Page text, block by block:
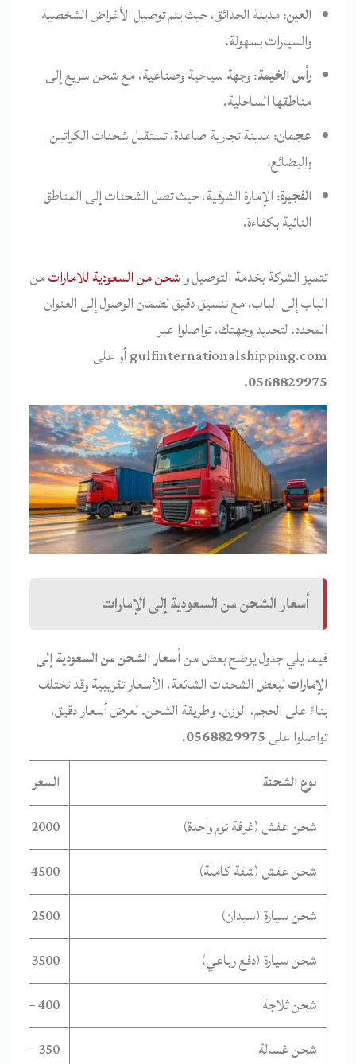
العين: مدينة الحدائق، حيث يتم توصيل الأغراض الشخصية
والسيارات بسهولة.
رأس الخيمة: وجهة سياحية وصناعية، مع شحن سريع إلى
مناطقها الساحلية.
عجمان: مدينة تجارية صاعدة، تستقبل شحنات الكراتين
والبضائع.
الفجيرة: الإمارة الشرقية، حيث تصل الشحنات إلى المناطق
النائية بكفاءة.
تتميز الشركة بخدمة التوصيل وشحن من السعودية للاماراتمن
الباب إلى الباب، مع تنسيق دقيق لضمان الوصول إلى العنوان
المحدد. لتحديد وجهتك، تواصلوا عبر
gulfinternationalshipping.com أو على
0568829975
.
أسعار الشحن من السعودية إلى الإمارات
فيما يلي جدول يوضح بعض منأسعار الشحن من السعودية إلى
الإماراتلبعض الشحنات الشائعة، الأسعار تقريبية وقد تختلف
بناءً على الحجم، الوزن، وطريقة الشحن. لعرض أسعار دقيق،
تواصلوا على0568829975
.
نوع الشحنة
السعر
شحن عفش (غرفة نوم واحدة)
2000 – 3000
شحن عفش (شقة كاملة)
4500 – 7500
شحن سيارة (سيدان)
2500 – 4000
شحن سيارة (دفع رباعي)
3500 – 5000
شحن ثلاجة
400 – 700
شحن غسالة
350 – 600